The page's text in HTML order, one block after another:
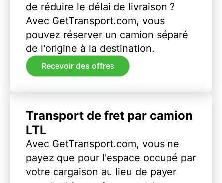
de réduire le délai de livraison ?
Avec GetTransport.com, vous
pouvez réserver un camion séparé
de l'origine à la destination.
Recevoir des offres
Transport de fret par camion
LTL
Avec GetTransport.com, vous ne
payez que pour l'espace occupé par
votre cargaison au lieu de payer